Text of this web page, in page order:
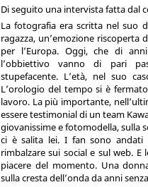
Di seguito una intervista fatta dal
La fotografia era scritta nel suo
ragazza, un’emozione riscoperta
per l’Europa. Oggi, che di
l’obbiettivo vanno di pari
stupefacente. L’età, nel suo
L’orologio del tempo si è
lavoro. La più importante,
essere testimonial di un team
giovanissime e fotomodella, sulla
ci è salita lei. I fan sono
rimbalzare sui social e sul web.
piacere del momento. Una
sulla cresta dell’onda da anni